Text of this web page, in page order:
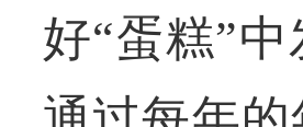
好“蛋糕”